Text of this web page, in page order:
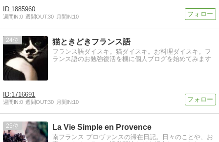
1885960
週間IN:0 週間OUT:30 月間IN:10
24 猫ときどきフランス語
フランス語ダイスキ。猫ダイスキ。お料理ダイスキ。フ
ランス語のお勉強復活を機に個人ブログを始めてみます
1716691
週間IN:0 週間OUT:30 月間IN:10
25 La Vie Simple en Provence
南フランス プロヴァンスの滞在日記。日々のことや、お